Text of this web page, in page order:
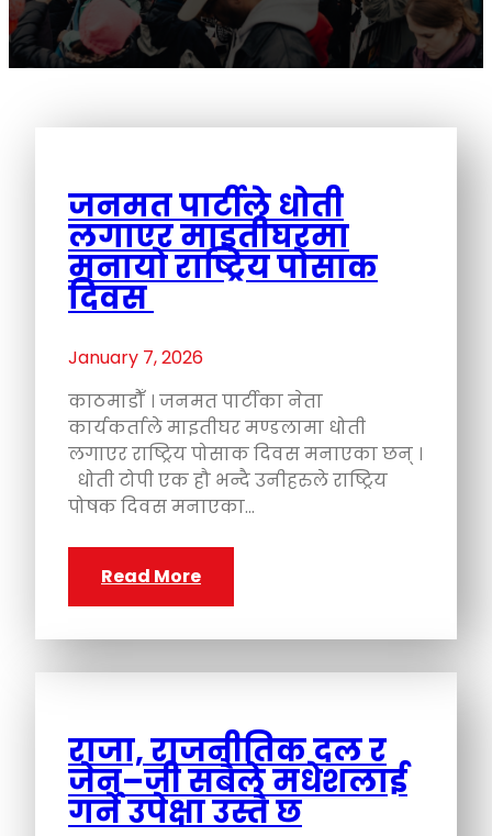
जनमत पार्टीले धोती
लगाएर माइतीघरमा
मनायो राष्ट्रिय पोसाक
दिवस
January 7, 2026
काठमाडौँ । जनमत पार्टीका नेता
कार्यकर्ताले माइतीघर मण्डलामा धोती
लगाएर राष्ट्रिय पोसाक दिवस मनाएका छन् ।
धोती टोपी एक हौ भन्दै उनीहरुले राष्ट्रिय
पोषक दिवस मनाएका…
Read More
राजा, राजनीतिक दल र
जेन–जी सबैले मधेशलाई
गर्ने उपेक्षा उस्तै छ